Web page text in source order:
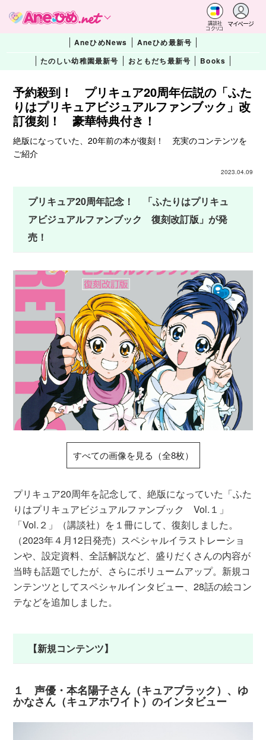
講談社
コクリコ
マイページ
AneひめNews
Aneひめ最新号
たのしい幼稚園最新号
おともだち最新号 Books
予約殺到！ プリキュア20周年伝説の「ふた
りはプリキュアビジュアルファンブック」改
訂復刻！ 豪華特典付き！
絶版になっていた、20年前の本が復刻！ 充実のコンテンツを
ご紹介
2023.04.09
プリキュア20周年記念！ 「ふたりはプリキュ
アビジュアルファンブック 復刻改訂版」が発
売！
すべての画像を見る（全8枚）
プリキュア20周年を記念して、絶版になっていた「ふた
りはプリキュアビジュアルファンブック Vol.１」
「Vol.２」（講談社）を１冊にして、復刻しました。
（2023年４月12日発売）スペシャルイラストレーショ
ンや、設定資料、全話解説など、盛りだくさんの内容が
当時も話題でしたが、さらにボリュームアップ。新規コ
ンテンツとしてスペシャルインタビュー、28話の絵コン
テなどを追加しました。
【新規コンテンツ】
１ 声優・本名陽子さん（キュアブラック）、ゆ
かなさん（キュアホワイト）のインタビュー